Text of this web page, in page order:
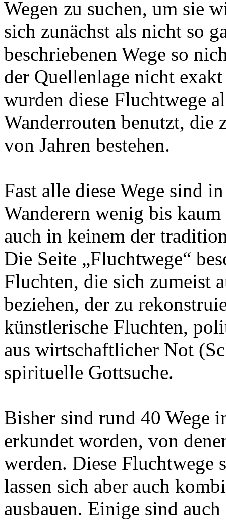
Wegen zu suchen, um sie
sich zunächst als nicht so
beschriebenen Wege so
der Quellenlage nicht
wurden diese Fluchtwege
Wanderrouten benutzt, die
von Jahren bestehen.
Fast alle diese Wege sind
Wanderern wenig bis
auch in keinem der
Die Seite „Fluchtwege“
Fluchten, die sich zumeist
beziehen, der zu
künstlerische Fluchten,
aus wirtschaftlicher Not
spirituelle Gottsuche.
Bisher sind rund 40 Wege
erkundet worden, von
werden. Diese Fluchtwege
lassen sich aber auch
ausbauen. Einige sind